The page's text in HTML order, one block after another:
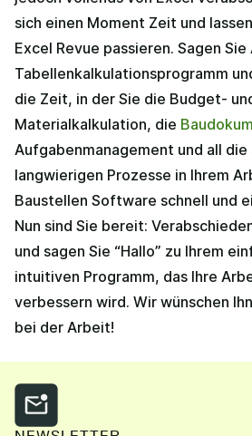
sich einen Moment Zeit und
Excel Revue passieren. Sagen Sie
Tabellenkalkulationsprogramm
die Zeit, in der Sie die Budget-
Materialkalkulation, die
Aufgabenmanagement und all die
langwierigen Prozesse in Ihrem
Baustellen Software schnell und
Nun sind Sie bereit:
und sagen Sie “Hallo” zu Ihrem
intuitiven Programm, das Ihre
verbessern wird. Wir wünschen
bei der Arbeit!